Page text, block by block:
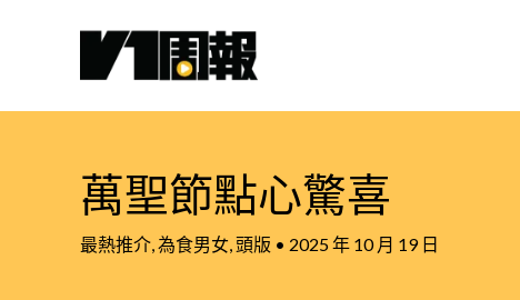
萬聖節點心驚喜
最熱推介 為食男女 頭版 • 2025 年 10 月 19 日